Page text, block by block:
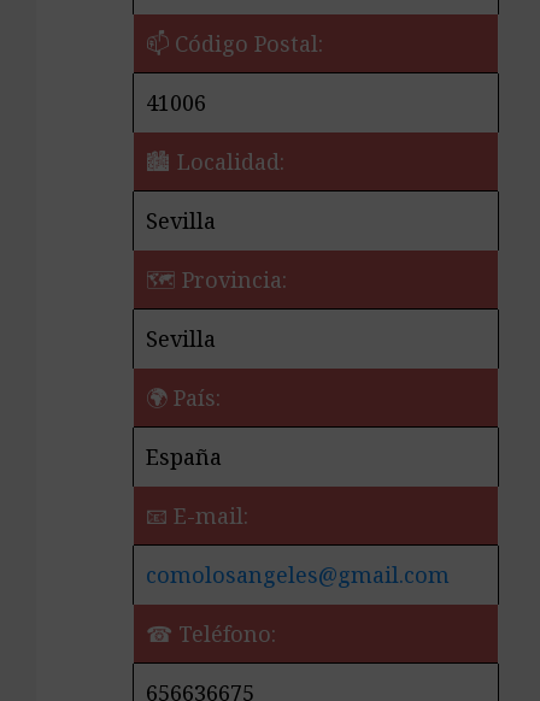
📫 Código Postal:
41006
🏙️ Localidad:
Sevilla
🗺 Provincia:
Sevilla
🌍 País:
España
📧 E-mail:
comolosangeles@gmail.com
☎ Teléfono:
656636675